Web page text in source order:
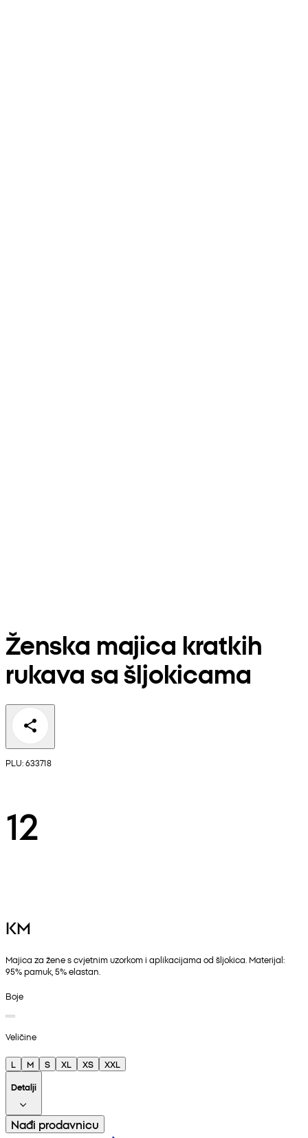
Ženska majica kratkih
rukava sa šljokicama
PLU: 633718
12
KM
Majica za žene s cvjetnim uzorkom i aplikacijama od šljokica. Materijal:
95% pamuk, 5% elastan.
Boje
Veličine
L M S XL XS
XXL
Detalji
Nađi prodavnicu